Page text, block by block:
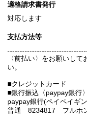
適格請求書発行
対応します
支払方法等
〈前払い〉をお願いし
い。
■クレジットカード
■銀行振込〈paypay銀行
paypay銀行(ペイペイギ
普通 8234817 フルホ